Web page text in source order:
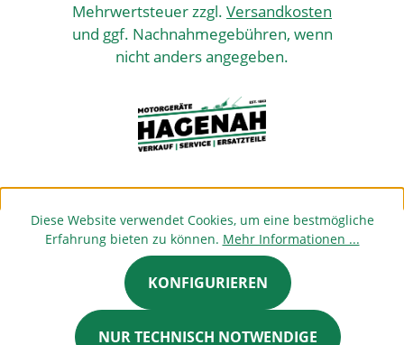
Mehrwertsteuer zzgl. Versandkosten
und ggf. Nachnahmegebühren, wenn
nicht anders angegeben.
Diese Website verwendet Cookies, um eine bestmögliche
Erfahrung bieten zu können. Mehr Informationen ...
NUR TECHNISCH NOTWENDIGE
KONFIGURIEREN